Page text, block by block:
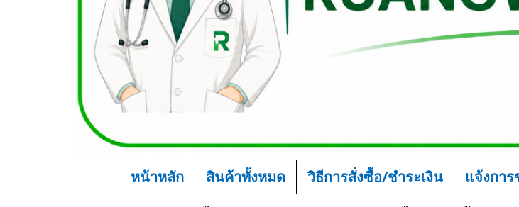
หน้าหลัก สินค้าทั้งหมด วิธีการสั่งซื้อ/ชำระเงิน แจ้งการ